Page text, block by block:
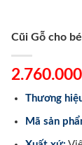
Cũi Gỗ cho
2.760.000
Thương
Mã sản